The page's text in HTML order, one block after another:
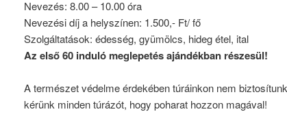
Nevezés: 8.00 – 10.00 óra
Nevezési díj a helyszínen: 1.500,- Ft/ fő
Szolgáltatások: édesség, gyümölcs, hideg étel, ital
Az első 60 induló meglepetés ajándékban részesül!
A természet védelme érdekében túráinkon nem
kérünk minden túrázót, hogy poharat hozzon magával!